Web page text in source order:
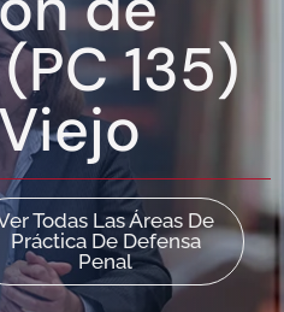
135)
Todas Las Áreas De
Práctica De Defensa
Penal